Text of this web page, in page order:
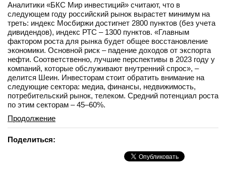
Аналитики «БКС Мир инвестиций» считают, что в
следующем году российский рынок вырастет минимум на
треть: индекс Мосбиржи достигнет 2800 пунктов (без учета
дивидендов), индекс РТС – 1300 пунктов. «Главным
фактором роста для рынка будет общее восстановление
экономики. Основной риск – падение доходов от экспорта
нефти. Соответственно, лучшие перспективы в 2023 году у
компаний, которые обслуживают внутренний спрос», –
делится Шеин. Инвесторам стоит обратить внимание на
следующие сектора: медиа, финансы, недвижимость,
потребительский рынок, телеком. Средний потенциал роста
по этим секторам – 45–60%.
Продолжение
Поделиться: